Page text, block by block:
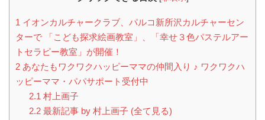
1 イオンカルチャークラブ、パルコ新所沢カルチャーセン
ターで 「こども探求絵画教室」、「幸せ３色パステルアー
トセラピー教室」が開催！
2 あなたもワクワクハッピーママの仲間入り ♪ ワクワクハ
ッピーママ・パパサポート受付中
2.1 村上画子
2.2最新記事 by 村上画子 (全て見る)